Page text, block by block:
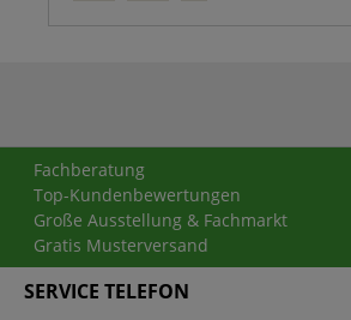
Fachberatung
Top-Kundenbewertungen
Große Ausstellung & Fachmarkt
Gratis Musterversand
SERVICE TELEFON